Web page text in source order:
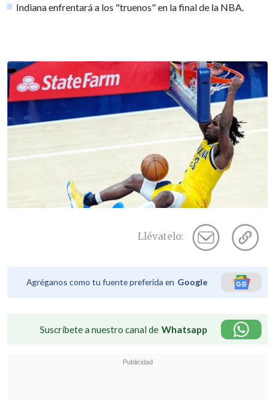
Indiana enfrentará a los "truenos" en la final de la NBA.
Llévatelo:
Agréganos como tu fuente preferida en Google
Suscríbete a nuestro canal de Whatsapp